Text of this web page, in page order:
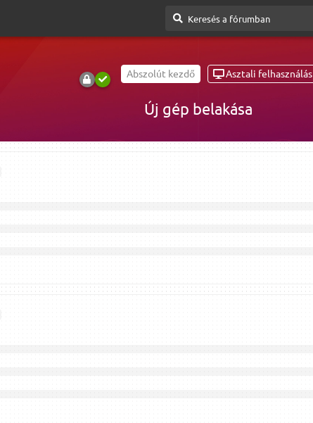
Abszolút kezdő Asztali felhasználás
Új gép belakása